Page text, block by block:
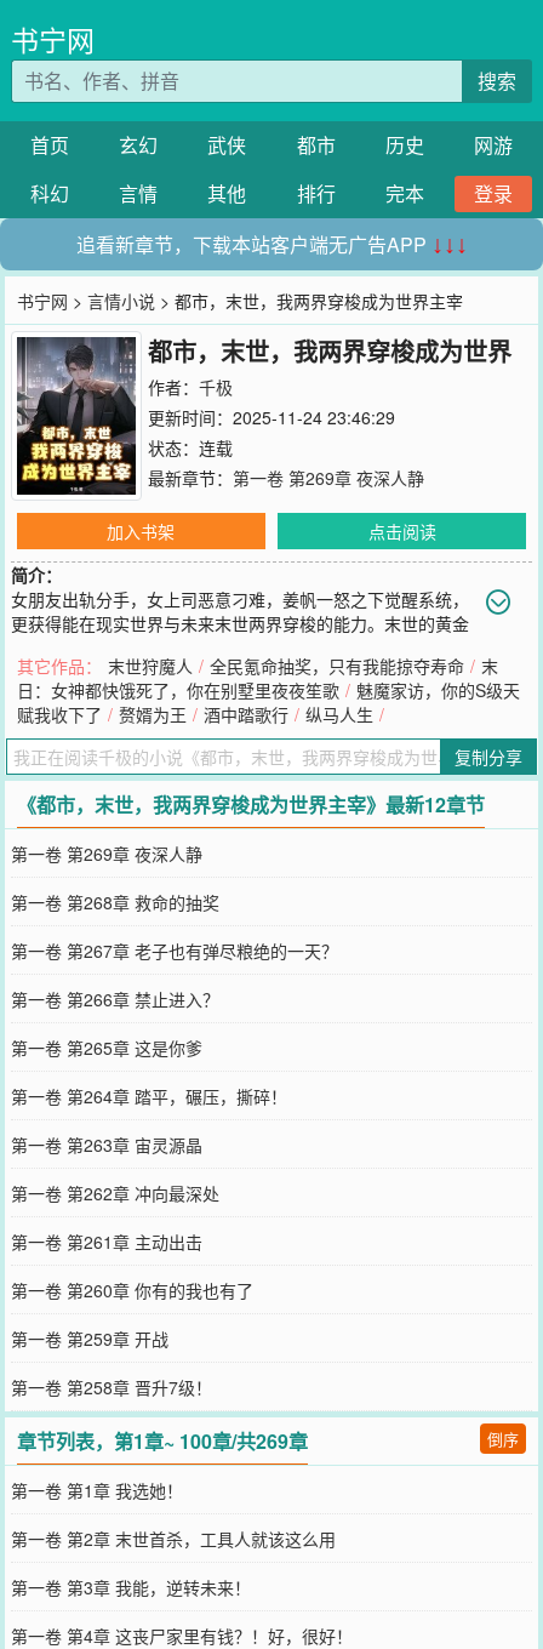
书宁网
搜索
首页 玄幻 武侠 都市 历史
网游
科幻
言情 其他 排行 完本
登录
追看新章节，下载本站客户端无广告APP ↓↓↓
书宁网 >言情小说 > 都市，末世，我两界穿梭成为世界主宰
都市，末世，我两界穿梭成为世界
主宰
作者： 千极
更新时间：2025-11-24 23:46:29
状态：连载
最新章节： 第一卷 第269章 夜深人静
加入书架
点击阅读
简介：
女朋友出轨分手，女上司恶意刁难，姜帆一怒之下觉醒系统，
更获得能在现实世界与未来末世两界穿梭的能力。末世的黄金
买车、囤货，武装到牙齿……为末日降临做准备。更是能将物资带入
末世，帮幸存者达成愿望，成为他们心中的末日之神！你老婆出轨，
孩子都不是你的？金子给够，我帮你给那边的自己带个话，要杀要剐
你自己处理。你女儿被车撞成了残疾，想要痊愈？好说好说，不就是
个肇事逃逸的富二代吗，我提前帮你搞死。什么，你居然想复活你女
儿！那得先把你女儿的照片给我看看……在现实世界，姜帆富可敌
国。在未来末世，姜帆万人敬仰！当现实世界末日降临，全世界惊慌
失措。却发现姜帆早已在他的末日堡垒中，开始了真正的肆意人生。
“我姜帆日行一善。”“今日，哪位美女想和我结个善缘？”
您要是觉得《
都市，末世，我两界穿梭成为世界主宰
不要忘记向您QQ群和微博微信里的朋友推荐哦！
其它作品： 末世狩魔人 / 全民氪命抽奖，只有我能掠夺寿命 / 末
日：女神都快饿死了，你在别墅里夜夜笙歌 / 魅魔家访，你的S级天
赋我收下了 / 赘婿为王 / 酒中踏歌行 / 纵马人生 /
复制分享
《都市，末世，我两界穿梭成为世界主宰》最新12章节
第一卷 第269章 夜深人静
第一卷 第268章 救命的抽奖
第一卷 第267章 老子也有弹尽粮绝的一天？
第一卷 第266章 禁止进入？
第一卷 第265章 这是你爹
第一卷 第264章 踏平，碾压，撕碎！
第一卷 第263章 宙灵源晶
第一卷 第262章 冲向最深处
第一卷 第261章 主动出击
第一卷 第260章 你有的我也有了
第一卷 第259章 开战
第一卷 第258章 晋升7级！
章节列表，第1章~ 100章/共269章 倒序
第一卷 第1章 我选她！
第一卷 第2章 末世首杀，工具人就该这么用
第一卷 第3章 我能，逆转未来！
第一卷 第4章 这丧尸家里有钱？！好，很好！